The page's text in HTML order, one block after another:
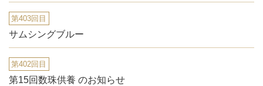
第403回目
サムシングブルー
第402回目
第15回数珠供養 のお知らせ